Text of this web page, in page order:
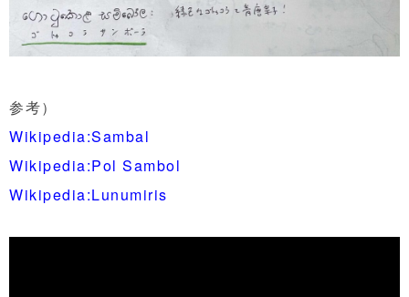
参考）
Wikipedia:Sambal
Wikipedia:Pol Sambol
Wikipedia:Lunumiris